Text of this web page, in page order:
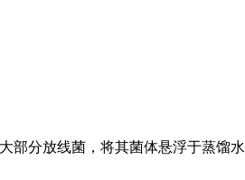
部分放线菌，将其菌体悬浮于蒸馏